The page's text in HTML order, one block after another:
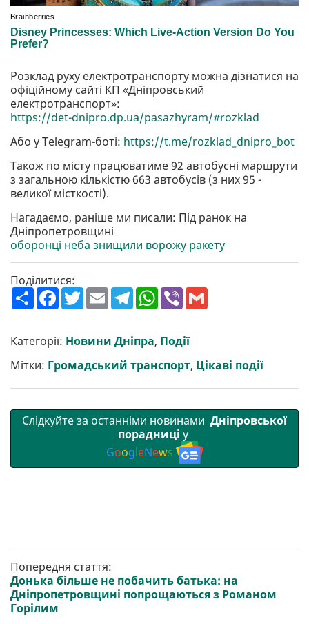
Розклад руху електротранспорту можна дізнатися на
офіційному сайті КП «Дніпровський
електротранспорт»:
https://det-dnipro.dp.ua/pasazhyram/#rozklad
Або у Telegram-боті: https://t.me/rozklad_dnipro_bot
Також по місту працюватиме 92 автобусні маршрути
з загальною кількістю 663 автобусів (з них 95 -
великої місткості).
Нагадаємо, раніше ми писали: Під ранок на
Дніпропетровщині
оборонці неба знищили ворожу ракету
Поділитися:
П
о
р
и
т
и
F
a
b
o
o
k
T
w
t
e
r
E
m
l
T
e
g
r
a
m
W
h
s
A
p
p
V
r
Категорії: Новини Дніпра, Події
Мітки: Громадський транспорт, Цікаві події
Слідкуйте за останніми новинами Дніпровської
порадниці у
GoogleNews
Попередня стаття:
Донька більше не побачить батька: на
Дніпропетровщині попрощаються з Романом
Горілим